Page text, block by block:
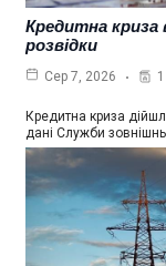
Кредитна криза
розвідки
Сер 7, 2026
Кредитна криза
дані Служби